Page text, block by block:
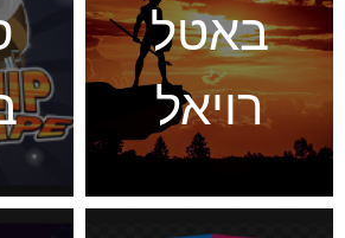
באטל
רויאל